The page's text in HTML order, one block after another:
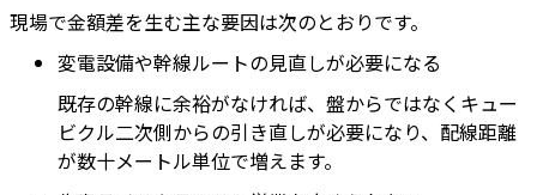
現場で金額差を生む主な要因は次のとおりです。
変電設備や幹線ルートの見直しが必要になる
既存の幹線に余裕がなければ、盤からではなくキュー
ビクル二次側からの引き直しが必要になり、配線距離
が数十メートル単位で増えます。